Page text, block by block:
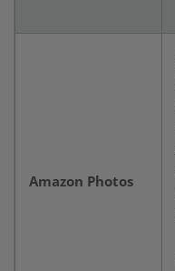
Amazon Photos